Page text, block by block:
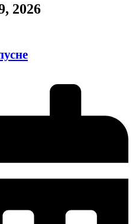
2026